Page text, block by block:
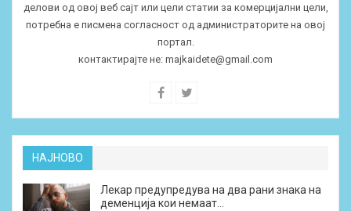
делови од овој веб сајт или цели статии за комерцијални цели,
потребна е писмена согласност од администраторите на овој
портал.
контактирајте не: majkaidete@gmail.com
НАЈНОВО
Лекар предупредува на два рани знака на
деменција кои немаат…